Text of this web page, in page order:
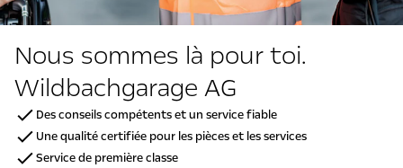
Nous sommes là pour toi.
Wildbachgarage AG
Des conseils compétents et un service fiable
Une qualité certifiée pour les pièces et les services
Service de première classe